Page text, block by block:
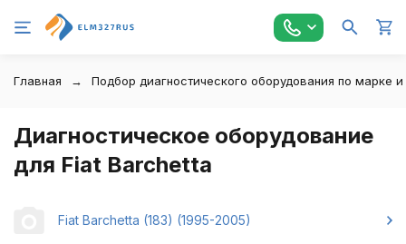
Главная Подбор диагностического оборудования по марке
Диагностическое оборудование
для Fiat Barchetta
Fiat Barchetta (183) (1995-2005)